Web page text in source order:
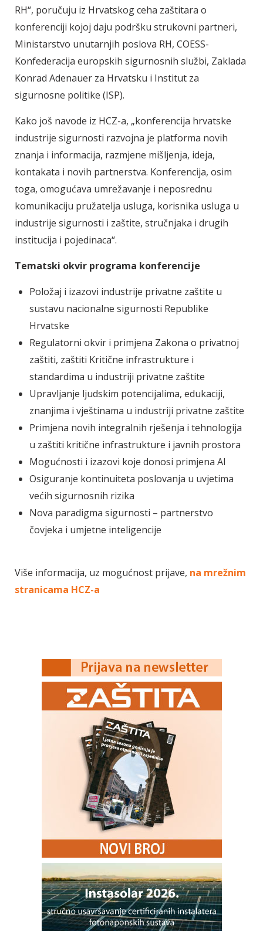
RH“, poručuju iz Hrvatskog ceha zaštitara o
konferenciji kojoj daju podršku strukovni partneri,
Ministarstvo unutarnjih poslova RH, COESS-
Konfederacija europskih sigurnosnih službi, Zaklada
Konrad Adenauer za Hrvatsku i Institut za
sigurnosne politike (ISP).
Kako još navode iz HCZ-a, „konferencija hrvatske
industrije sigurnosti razvojna je platforma novih
znanja i informacija, razmjene mišljenja, ideja,
kontakata i novih partnerstva. Konferencija, osim
toga, omogućava umrežavanje i neposrednu
komunikaciju pružatelja usluga, korisnika usluga u
industrije sigurnosti i zaštite, stručnjaka i drugih
institucija i pojedinaca“.
Tematski okvir programa konferencije
Položaj i izazovi industrije privatne zaštite u
sustavu nacionalne sigurnosti Republike
Hrvatske
Regulatorni okvir i primjena Zakona o privatnoj
zaštiti, zaštiti Kritične infrastrukture i
standardima u industriji privatne zaštite
Upravljanje ljudskim potencijalima, edukaciji,
znanjima i vještinama u industriji privatne zaštite
Primjena novih integralnih rješenja i tehnologija
u zaštiti kritične infrastrukture i javnih prostora
Mogućnosti i izazovi koje donosi primjena AI
Osiguranje kontinuiteta poslovanja u uvjetima
većih sigurnosnih rizika
Nova paradigma sigurnosti – partnerstvo
čovjeka i umjetne inteligencije
Više informacija, uz mogućnost prijave, na mrežnim
stranicama HCZ-a